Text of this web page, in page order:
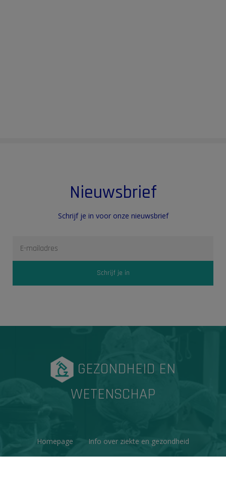
Nieuwsbrief
Schrijf je in voor onze nieuwsbrief
GEZONDHEID EN
WETENSCHAP
Homepage Info over ziekte en gezondheid